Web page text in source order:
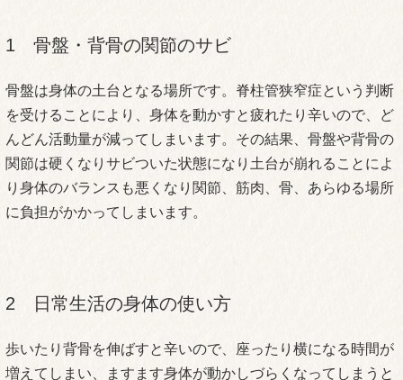
1 骨盤・背骨の関節のサビ
骨盤は身体の土台となる場所です。脊柱管狭窄症という判断
を受けることにより、身体を動かすと疲れたり辛いので、ど
んどん活動量が減ってしまいます。その結果、骨盤や背骨の
関節は硬くなりサビついた状態になり土台が崩れることによ
り身体のバランスも悪くなり関節、筋肉、骨、あらゆる場所
に負担がかかってしまいます。
2 日常生活の身体の使い方
歩いたり背骨を伸ばすと辛いので、座ったり横になる時間が
増えてしまい、ますます身体が動かしづらくなってしまうと